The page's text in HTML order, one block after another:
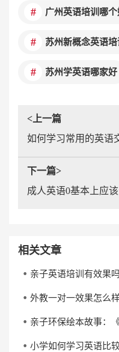
广州英语培训哪个
苏州新概念英语培
苏州学英语哪家好
<上一篇
下一篇>
相关文章
亲子英语培训有效果
外教一对一效果怎么
亲子环保绘本故事：
小学如何学习英语比